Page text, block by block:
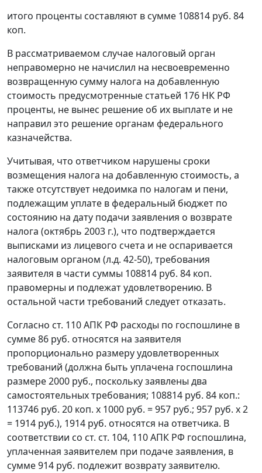
итого проценты составляют в сумме 108814 руб. 84
коп.
В рассматриваемом случае налоговый орган
неправомерно не начислил на несвоевременно
возвращенную сумму налога на добавленную
стоимость предусмотренные статьей 176 НК РФ
проценты, не вынес решение об их выплате и не
направил это решение органам федерального
казначейства.
Учитывая, что ответчиком нарушены сроки
возмещения налога на добавленную стоимость, а
также отсутствует недоимка по налогам и пени,
подлежащим уплате в федеральный бюджет по
состоянию на дату подачи заявления о возврате
налога (октябрь 2003 г.), что подтверждается
выписками из лицевого счета и не оспаривается
налоговым органом (л.д. 42-50), требования
заявителя в части суммы 108814 руб. 84 коп.
правомерны и подлежат удовлетворению. В
остальной части требований следует отказать.
Согласно ст. 110АПК РФ расходы по госпошлине в
сумме 86 руб. относятся на заявителя
пропорционально размеру удовлетворенных
требований (должна быть уплачена госпошлина
размере 2000 руб., поскольку заявлены два
самостоятельных требования; 108814 руб. 84 коп.:
113746 руб. 20 коп. х 1000 руб. = 957 руб.; 957 руб. х 2
= 1914 руб.), 1914 руб. относятся на ответчика. В
соответствии со ст. ст. 104, 110АПК РФ госпошлина,
уплаченная заявителем при подаче заявления, в
сумме 914 руб. подлежит возврату заявителю.